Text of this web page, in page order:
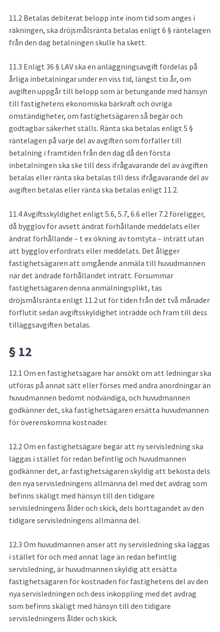
11.2 Betalas debiterat belopp inte inom tid som anges i
räkningen, ska dröjsmålsränta betalas enligt 6 § räntelagen
från den dag betalningen skulle ha skett.
11.3 Enligt 36 § LAV ska en anläggningsavgift fördelas på
årliga inbetalningar under en viss tid, längst tio år, om
avgiften uppgår till belopp som är betungande med hänsyn
till fastighetens ekonomiska bärkraft och övriga
omständigheter, om fastighetsägaren så begär och
godtagbar säkerhet ställs. Ränta ska betalas enligt 5 §
räntelagen på varje del av avgiften som förfaller till
betalning i framtiden från den dag då den första
inbetalningen ska ske till dess ifrågavarande del av avgiften
betalas eller ränta ska betalas till dess ifrågavarande del av
avgiften betalas eller ränta ska betalas enligt 11.2.
11.4Avgiftsskyldighet enligt 5.6, 5.7, 6.6 eller 7.2 föreligger,
då bygglov för avsett ändrat förhållande meddelats eller
ändrat förhållande – t ex ökning av tomtyta – inträtt utan
att bygglov erfordrats eller meddelats. Det åligger
fastighetsägaren att omgående anmäla till huvudmannen
när det ändrade förhållandet inträtt. Försummar
fastighetsägaren denna anmälningsplikt, tas
dröjsmålsränta enligt 11.2 ut för tiden från det två månader
förflutit sedan avgiftsskyldighet inträdde och fram till dess
tilläggsavgiften betalas.
§ 12
12.1 Om en fastighetsägare har ansökt om att ledningar ska
utföras på annat sätt eller förses med andra anordningar än
huvudmannen bedömt nödvändiga, och huvudmannen
godkänner det, ska fastighetsägaren ersätta huvudmannen
för överenskomna kostnader.
12.2 Om en fastighetsägare begär att ny servisledning ska
läggas i stället för redan befintlig och huvudmannen
godkänner det, är fastighetsägaren skyldig att bekosta dels
den nya servisledningens allmänna del med det avdrag som
befinns skäligt med hänsyn till den tidigare
servisledningens ålder och skick, dels borttagandet av den
tidigare servisledningens allmänna del.
12.3 Om huvudmannen anser att ny servisledning ska läggas
i stället för och med annat läge än redan befintlig
servisledning, är huvudmannen skyldig att ersätta
fastighetsägaren för kostnaden för fastighetens del av den
nya servisledningen och dess inkoppling med det avdrag
som befinns skäligt med hänsyn till den tidigare
servisledningens ålder och skick.